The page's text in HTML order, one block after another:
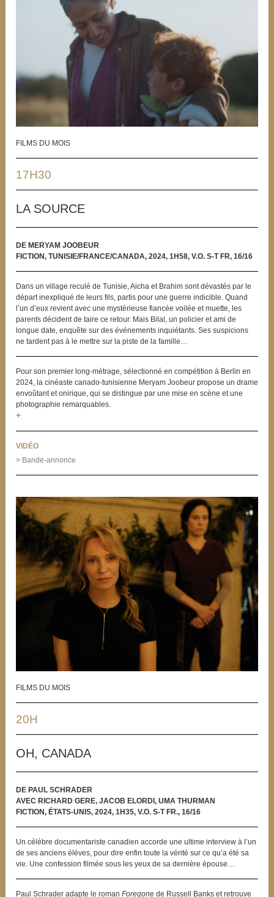
FILMS DU MOIS
17H30
LA SOURCE
DE MERYAM JOOBEUR
FICTION, TUNISIE/FRANCE/CANADA, 2024, 1H58, V.O. S-T FR, 16/16
Dans un village reculé de Tunisie, Aicha et Brahim sont dévastés par le
départ inexpliqué de leurs fils, partis pour une guerre indicible. Quand
l’un d’eux revient avec une mystérieuse fiancée voilée et muette, les
parents décident de taire ce retour. Mais Bilal, un policier et ami de
longue date, enquête sur des événements inquiétants. Ses suspicions
ne tardent pas à le mettre sur la piste de la famille…
Pour son premier long-métrage, sélectionné en compétition à Berlin en
2024, la cinéaste canado-tunisienne Meryam Joobeur propose un drame
envoûtant et onirique, qui se distingue par une mise en scène et une
photographie remarquables.
+
VIDÉO
> Bande-annonce
FILMS DU MOIS
20H
OH, CANADA
DE PAUL SCHRADER
AVEC RICHARD GERE, JACOB ELORDI, UMA THURMAN
FICTION, ÉTATS-UNIS, 2024, 1H35, V.O. S-T FR., 16/16
Un célèbre documentariste canadien accorde une ultime interview à l’un
de ses anciens élèves, pour dire enfin toute la vérité sur ce qu’a été sa
vie. Une confession filmée sous les yeux de sa dernière épouse…
Paul Schrader adapte le roman Foregone de Russell Banks et retrouve